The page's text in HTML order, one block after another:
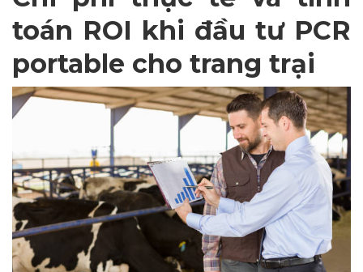
toán ROI khi đầu tư PCR
portable cho trang trại